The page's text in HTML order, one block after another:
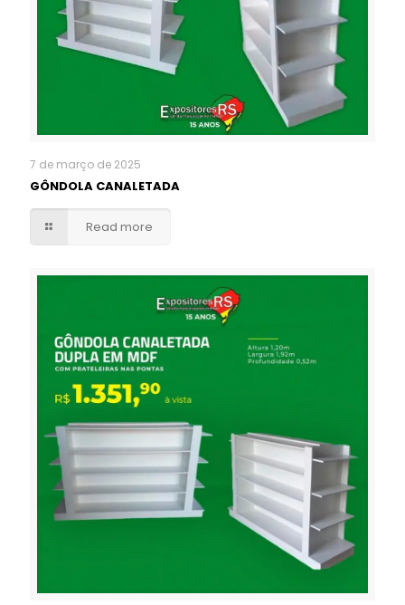
7 de março de 2025
GÔNDOLA CANALETADA
Read more